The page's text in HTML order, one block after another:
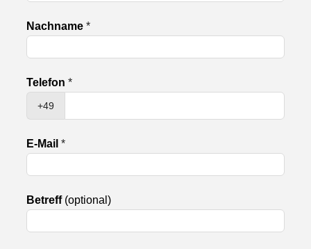
e
d
e
Nachname *
Telefon *
+49
E-Mail *
Betreff (optional)